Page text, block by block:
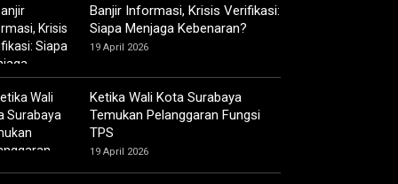
Banjir Informasi, Krisis Verifikasi:
Siapa Menjaga Kebenaran?
19 April 2026
Ketika Wali Kota Surabaya
Temukan Pelanggaran Fungsi
TPS
19 April 2026